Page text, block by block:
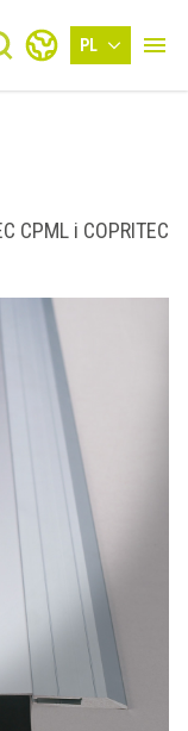
PL
CPML i COPRITEC